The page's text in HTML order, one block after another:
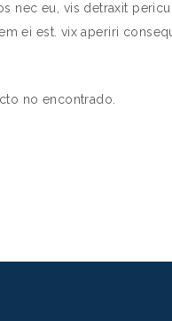
nec eu, vis detraxit
ei est. vix aperiri
no encontrado.